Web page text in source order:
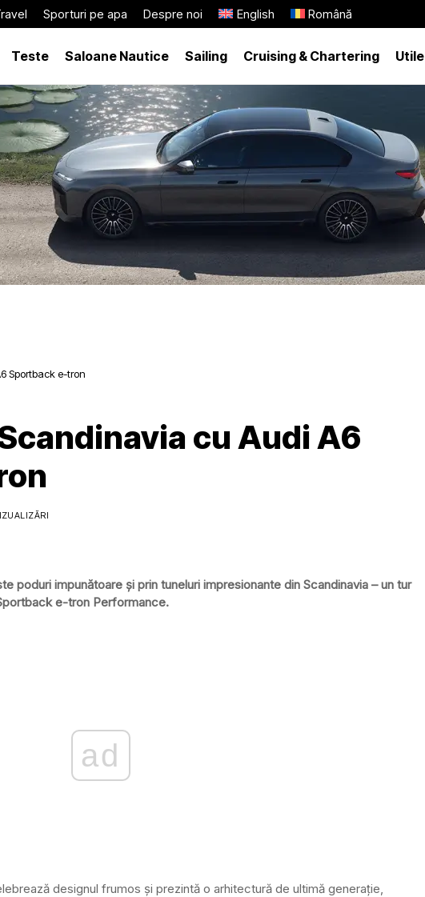
Sporturi pe apa Despre noi English Română
Teste Saloane Nautice Sailing Cruising & Chartering Utile
Sportback e-tron
cu Audi A6
poduri impunătoare și prin tuneluri impresionante din Scandinavia – un tur
e-tron Performance.
ad
designul frumos și prezintă o arhitectură de ultimă generație,